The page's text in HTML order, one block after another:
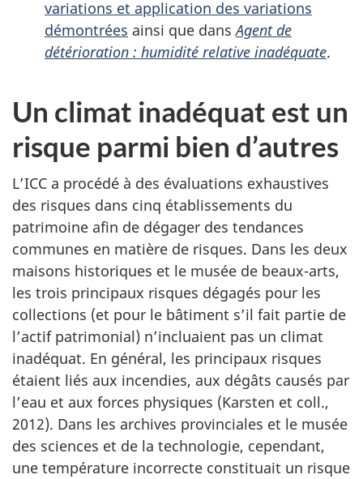
variations et application des variations
démontrées ainsi que dansAgent de
détérioration : humidité relative inadéquate.
Un climat inadéquat est un
risque parmi bien d’autres
L’ICC a procédé à des évaluations exhaustives
des risques dans cinq établissements du
patrimoine afin de dégager des tendances
communes en matière de risques. Dans les deux
maisons historiques et le musée de beaux-arts,
les trois principaux risques dégagés pour les
collections (et pour le bâtiment s’il fait partie de
l’actif patrimonial) n’incluaient pas un climat
inadéquat. En général, les principaux risques
étaient liés aux incendies, aux dégâts causés par
l’eau et aux forces physiques (Karsten et coll.,
2012). Dans les archives provinciales et le musée
des sciences et de la technologie, cependant,
une température incorrecte constituait un risque